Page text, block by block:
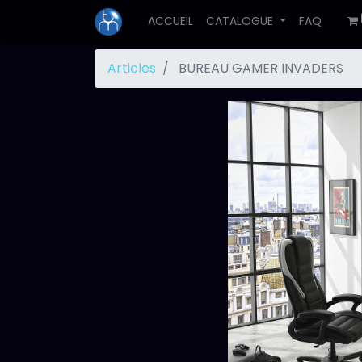
ACCUEIL CATALOGUE FAQ
Articles BUREAU GAMER INVADERS